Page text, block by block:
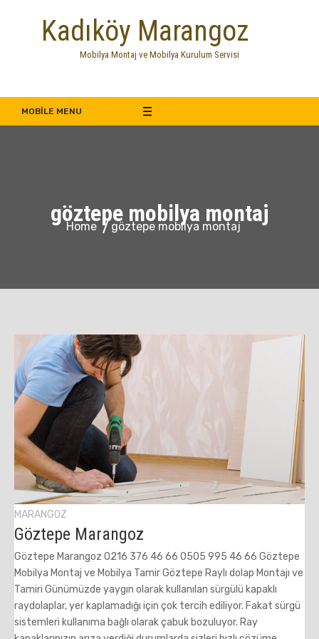
Kadıköy Marangoz
Mobilya Montaj ve Mobilya Kurulum Servisi
MOBILE MENU
göztepe mobilya montaj
Home göztepe mobilya montaj
MARANGOZ
Göztepe Marangoz
Göztepe Marangoz 0216 376 46 66 0505 995 46 66 Göztepe
Mobilya Montaj ve Mobilya Tamir Göztepe Raylı dolap Montajı ve
Tamiri Günümüzde yaygın olarak kullanılan sürgülü kapaklı
raydolaplar, yer kaplamadığı için çok tercih ediliyor. Fakat sürgü
sistemleri kullanıma bağlı olarak çabuk bozuluyor. Ray